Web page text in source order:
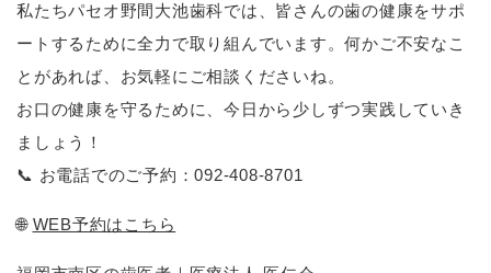
私たちパセオ野間大池歯科では、皆さんの歯の健康をサポ
ートするために全力で取り組んでいます。何かご不安なこ
とがあれば、お気軽にご相談くださいね。
お口の健康を守るために、今日から少しずつ実践していき
ましょう！
📞 お電話でのご予約：092-408-8701
🌐 WEB予約はこちら